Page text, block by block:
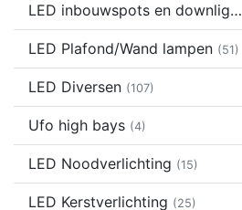
LED inbouwspots en downlights
LED Plafond/Wand lampen (51)
LED Diversen (107)
Ufo high bays (4)
LED Noodverlichting (15)
LED Kerstverlichting (25)